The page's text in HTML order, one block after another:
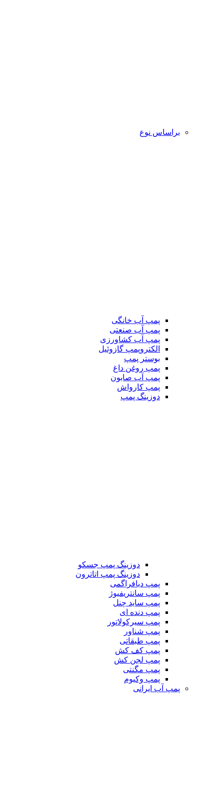
براساس نوع
پمپ آب خانگی
پمپ آب صنعتی
پمپ آب کشاورزی
الکتروپمپ گازوئیل
بوستر پمپ
پمپ روغن داغ
پمپ آب صابون
پمپ کارواش
دوزینگ پمپ
دوزینگ پمپ جسکو
دوزینگ پمپ اتاترون
پمپ دیافراگمی
پمپ سانتریفیوژ
پمپ ساید چنل
پمپ دنده ای
پمپ سیرکولاتور
پمپ شناور
پمپ طبقاتی
پمپ کف کش
پمپ لجن کش
پمپ مگنتی
پمپ وکیوم
پمپ آب ایرانی